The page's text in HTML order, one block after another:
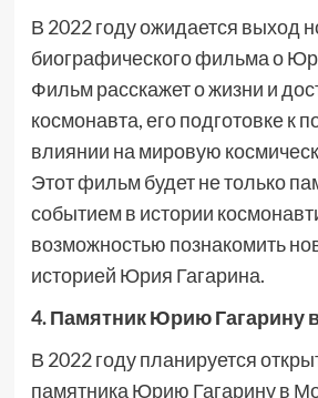
В 2022 году ожидается выход
биографического фильма о
Фильм расскажет о жизни и
космонавта, его подготовке к
влиянии на мировую
Этот фильм будет не только
событием в истории
возможностью познакомить
историей Юрия Гагарина.
4. Памятник Юрию Гагарину
В 2022 году планируется
памятника Юрию Гагарину в